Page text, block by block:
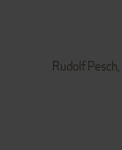
Rudolf Pesch,